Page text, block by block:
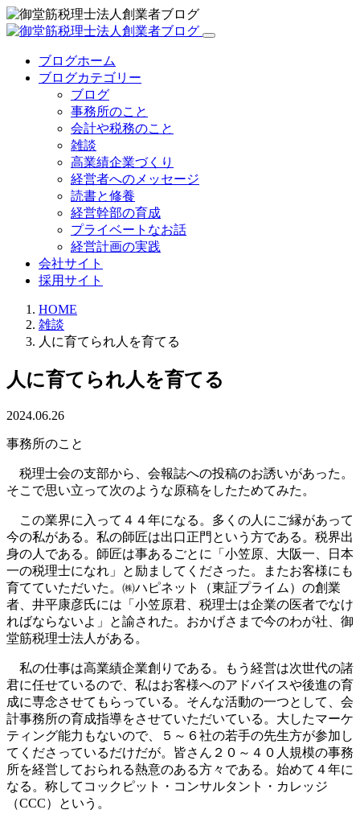
ブログホーム
ブログカテゴリー
ブログ
事務所のこと
会計や税務のこと
雑談
高業績企業づくり
経営者へのメッセージ
読書と修養
経営幹部の育成
プライベートなお話
経営計画の実践
会社サイト
採用サイト
HOME
雑談
人に育てられ人を育てる
人に育てられ人を育てる
2024.06.26
事務所のこと
税理士会の支部から、会報誌への投稿のお誘いがあった。
そこで思い立って次のような原稿をしたためてみた。
この業界に入って４４年になる。多くの人にご縁があって
今の私がある。私の師匠は出口正門という方である。税界出
身の人である。師匠は事あるごとに「小笠原、大阪一、日本
一の税理士になれ」と励ましてくださった。またお客様にも
育てていただいた。㈱ハピネット（東証プライム）の創業
者、井平康彦氏には「小笠原君、税理士は企業の医者でなけ
ればならないよ」と諭された。おかげさまで今のわが社、御
堂筋税理士法人がある。
私の仕事は高業績企業創りである。もう経営は次世代の諸
君に任せているので、私はお客様へのアドバイスや後進の育
成に専念させてもらっている。そんな活動の一つとして、会
計事務所の育成指導をさせていただいている。大したマーケ
ティング能力もないので、５～６社の若手の先生方が参加し
てくださっているだけだが。皆さん２０～４０人規模の事務
所を経営しておられる熱意のある方々である。始めて４年に
なる。称してコックピット・コンサルタント・カレッジ
（CCC）という。